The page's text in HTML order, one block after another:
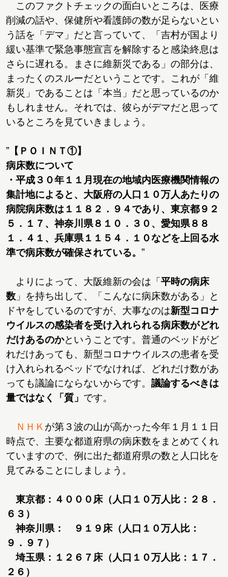
このファクトチェックの面白いところは、医療
削減の話や、保健所や看護師の数が足らないとい
う話を「デマ」だと言っていて、「吉村が国より
緩い基準で緊急事態宣言を解除すると感染終息は
さらに遅れる。まさに維新災である」の部分は、
まったくのスルーだということです。これが「維
新災」であることは「本当」だと思っているのか
もしれません。それでは、彼らがデマだと思って
いるところを見ていきましょう。
” 【ＰＯＩＮＴ①】
病床数について
・平成３０年１１月現在の地域内医療機関情報の
集計地によると、大阪府の人口１０万人あたりの
病院病床数は１１８２．９４であり、東京都９２
５．１７、神奈川県８１０．３０、愛知県８８
１．４１、兵庫県１１５４．１０などを上回る水
準で病床数が確保されている。 ”
よりによって、大阪維新の会は「 平時の病床
数 」を持ち出して、「こんなに病床数がある」と
ドヤをしているのですが、大事なのは新型コロナ
ウイルスの感染者を受け入れられる病床数がどれ
だけあるのかということです。普通のベッドがど
れだけあっても、新型コロナウイルスの患者を受
け入れられるベッドでなければ、どれだけ数があ
っても議論にならないからです。 議論するべきは
量ではなく「質」 です。
ＮＨＫ が第３波の山が高かった今年１月１１日
時点で、主要な都道府県の病床数をまとめてくれ
ていますので、例に出た都道府県の数と人口比を
見てみることにしましょう。
東京都：４０００床（人口１０万人比：２８．
６３）
神奈川県： ９１９床（人口１０万人比：
９．９７）
埼玉県：１２６７床（人口１０万人比：１７．
２６）